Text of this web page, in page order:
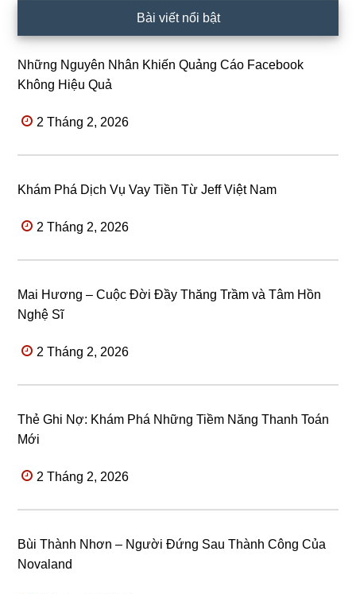
Bài viết nổi bật
Những Nguyên Nhân Khiến Quảng Cáo Facebook
Không Hiệu Quả
2 Tháng 2, 2026
Khám Phá Dịch Vụ Vay Tiền Từ Jeff Việt Nam
2 Tháng 2, 2026
Mai Hương – Cuộc Đời Đầy Thăng Trầm và Tâm Hồn
Nghệ Sĩ
2 Tháng 2, 2026
Thẻ Ghi Nợ: Khám Phá Những Tiềm Năng Thanh Toán
Mới
2 Tháng 2, 2026
Bùi Thành Nhơn – Người Đứng Sau Thành Công Của
Novaland